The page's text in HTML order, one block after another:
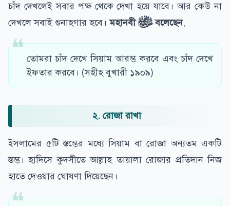
চাঁদ দেখলেই সবার পক্ষ থেকে দেখা হয়ে যাবে। আর কেউ না
দেখলে সবাই গুনাহগার হবে।মহানবীﷺবলেছেন,
তোমরা চাঁদ দেখে সিয়াম আরম্ভ করবে এবং চাঁদ দেখে
ইফতার করবে। (সহীহ বুখারী ১৯০৯)
২. রোজা রাখা
ইসলামের ৫টি স্তম্ভের মধ্যে সিয়াম বা রোজা অন্যতম একটি
স্তম্ভ। হাদিসে কুদসীতে আল্লাহ তায়ালা রোজার প্রতিদান নিজ
হাতে দেওয়ার ঘোষণা দিয়েছেন।